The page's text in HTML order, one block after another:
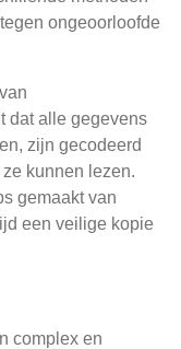
ongeoorloofde
dat alle gegevens
zijn gecodeerd
kunnen lezen.
gemaakt van
een veilige kopie
complex en